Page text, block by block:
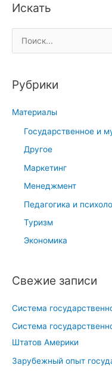
Искать
о
с
:
Рубрики
Материалы
Государственное и
Другое
Маркетинг
Менеджмент
Педагогика и
Туризм
Экономика
Свежие записи
Система
Система
Штатов Америки
Зарубежный опыт